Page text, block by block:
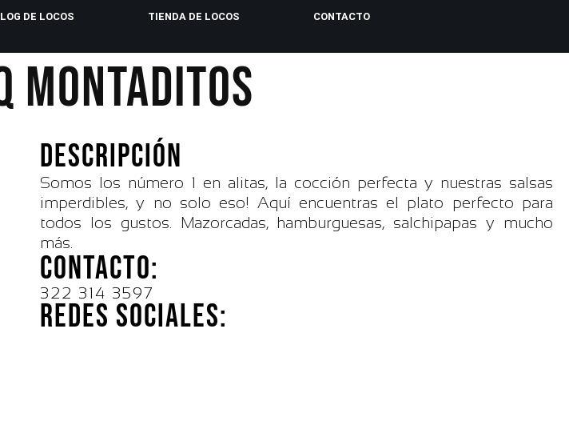
DE LOCOS TIENDA DE LOCOS
CONTACTO
MONTADITOS
DESCRIPCIÓN
Somos los número 1 en alitas, la cocción perfecta y nuestras salsas
imperdibles, y no solo eso! Aquí encuentras el plato perfecto para
todos los gustos. Mazorcadas, hamburguesas, salchipapas y mucho
más.
CONTACTO:
322 314 3597
REDES SOCIALES: